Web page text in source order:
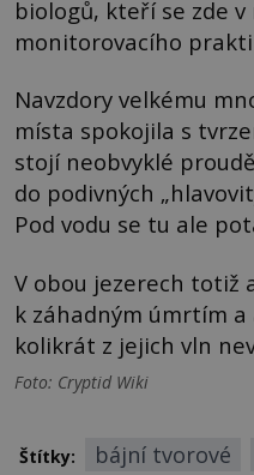
biologů, kteří se zde
monitorovacího
Navzdory velkému
místa spokojila s
stojí neobvyklé
do podivných
Pod vodu se tu ale
V obou jezerech totiž
k záhadným úmrtím
kolikrát z jejich vln
Foto: Cryptid Wiki
Štítky: bájní tvorové